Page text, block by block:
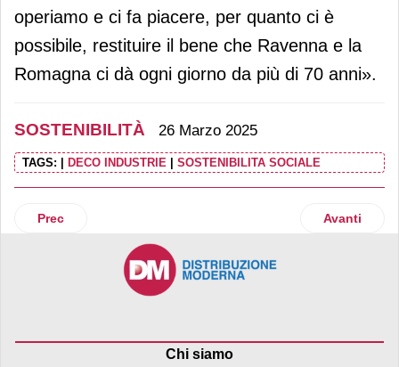
operiamo e ci fa piacere, per quanto ci è
possibile, restituire il bene che Ravenna e la
Romagna ci dà ogni giorno da più di 70 anni».
SOSTENIBILITÀ 26 Marzo 2025
TAGS: DECO INDUSTRIE SOSTENIBILITA SOCIALE
Articolo precedente: Carel lancia il suo secondo piano di
Prec Articolo
Avanti
Chi siamo